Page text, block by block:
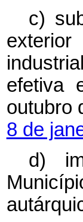
c)
efetiva
outubro
8 de
d)